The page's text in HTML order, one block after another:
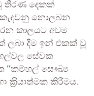
තීරණ දෙකක්
කැඳවනු නොලබන
කාලයට අවම
ලබා දීම ඉන් එකක් වූ
සේවක
‘‘කම්හල් සෞඛ්‍ය
ක‍්‍රියාත්මක කිරීමය.